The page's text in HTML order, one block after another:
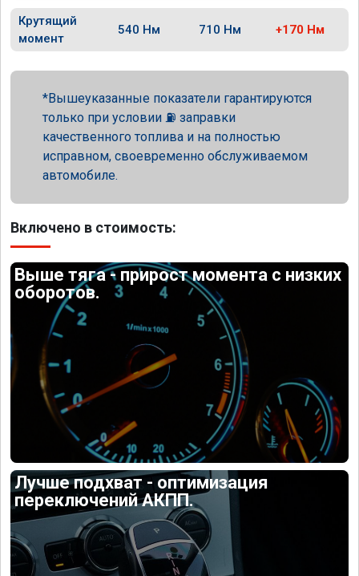
Крутящий
момент
540 Нм 710 Нм +170 Нм
Вышеуказанные показатели гарантируются
только при условии ⛽ заправки
качественного топлива и на полностью
исправном, своевременно обслуживаемом
автомобиле.
Включено в стоимость:
Выше тяга - прирост момента с низких
оборотов.
Лучше подхват - оптимизация
переключений АКПП.